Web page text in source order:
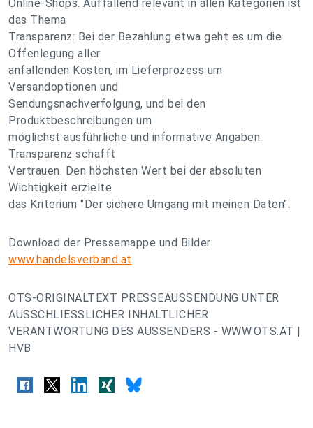
Online-Shops. Auffallend relevant in allen Kategorien ist
das Thema
Transparenz: Bei der Bezahlung etwa geht es um die
Offenlegung aller
anfallenden Kosten, im Lieferprozess um
Versandoptionen und
Sendungsnachverfolgung, und bei den
Produktbeschreibungen um
möglichst ausführliche und informative Angaben.
Transparenz schafft
Vertrauen. Den höchsten Wert bei der absoluten
Wichtigkeit erzielte
das Kriterium "Der sichere Umgang mit meinen Daten".
Download der Pressemappe und Bilder:
www.handelsverband.at
OTS-ORIGINALTEXT PRESSEAUSSENDUNG UNTER
AUSSCHLIESSLICHER INHALTLICHER
VERANTWORTUNG DES AUSSENDERS - WWW.OTS.AT |
HVB